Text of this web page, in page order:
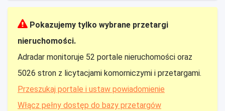
Pokazujemy tylko wybrane przetargi
nieruchomości.
Adradar monitoruje 52 portale nieruchomości oraz
5026 stron z licytacjami komorniczymi i przetargami.
Przeszukaj portale i ustaw powiadomienie
Włącz pełny dostęp do bazy przetargów